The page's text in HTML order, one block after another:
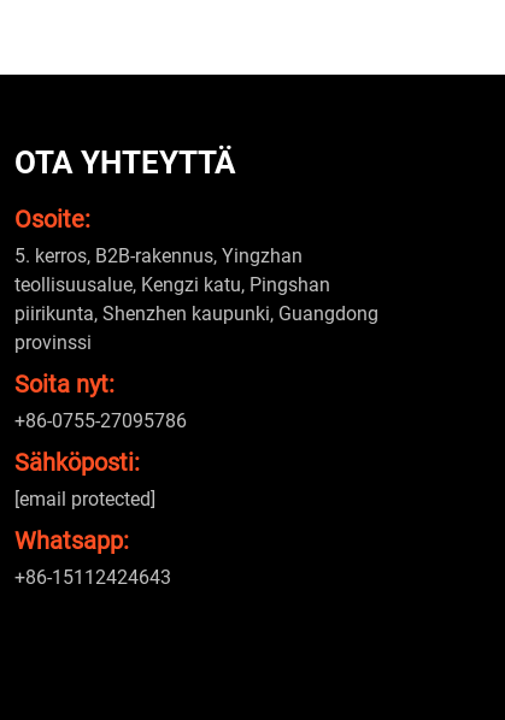
OTA YHTEYTTÄ
Osoite:
5. kerros, B2B-rakennus, Yingzhan
teollisuusalue, Kengzi katu, Pingshan
piirikunta, Shenzhen kaupunki, Guangdong
provinssi
Soita nyt:
+86-0755-27095786
Sähköposti:
[email protected]
Whatsapp:
+86-15112424643